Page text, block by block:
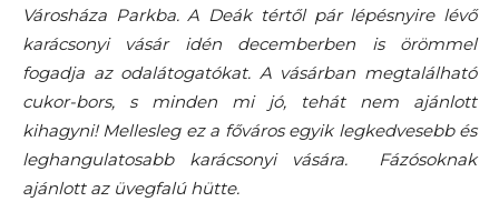
Városháza Parkba. A Deák tértől pár lépésnyire lévő
karácsonyi vásár idén decemberben is örömmel
fogadja az odalátogatókat. A vásárban megtalálható
cukor-bors, s minden mi jó, tehát nem ajánlott
kihagyni! Mellesleg ez a főváros egyik legkedvesebb és
leghangulatosabb karácsonyi vására. Fázósoknak
ajánlott az üvegfalú hütte.